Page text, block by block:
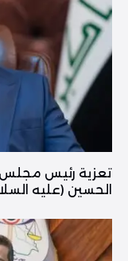
تعزية رئيس مجلس
الحسين (عليه